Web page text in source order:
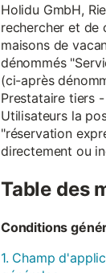
Holidu GmbH,
rechercher et de
maisons de
dénommés
(ci-après
Prestataire tiers
Utilisateurs la
"réservation
directement ou
Table des
Conditions
1. Champ